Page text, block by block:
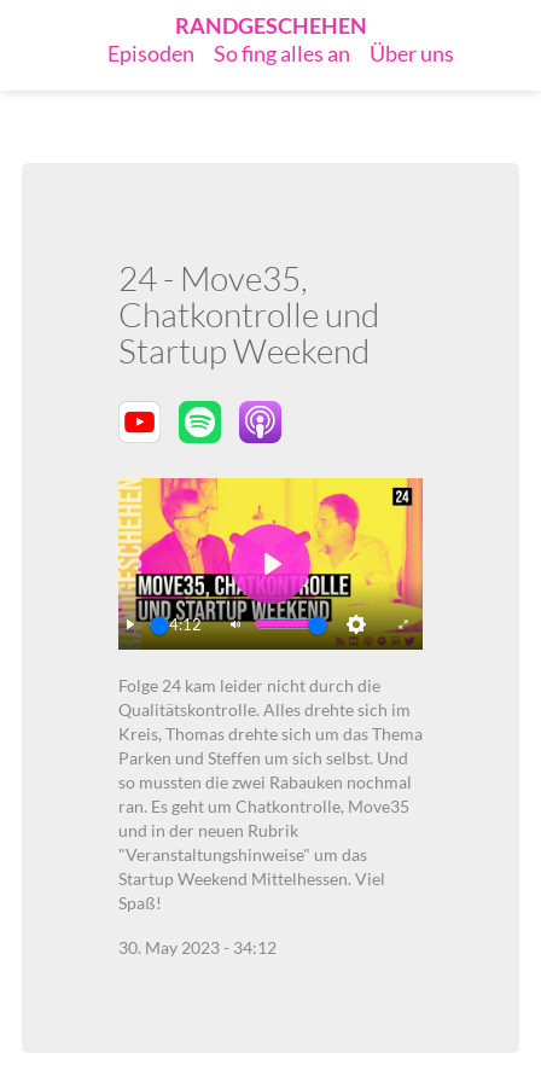
RANDGESCHEHEN
Episoden
So fing alles an Über uns
24 - Move35,
Chatkontrolle und
Startup Weekend
Play
34:12
Mute Settings
Enter
Play
Folge 24 kam leider nicht durch die
Qualitätskontrolle. Alles drehte sich im
Kreis, Thomas drehte sich um das Thema
Parken und Steffen um sich selbst. Und
so mussten die zwei Rabauken nochmal
ran. Es geht um Chatkontrolle, Move35
und in der neuen Rubrik
"Veranstaltungshinweise" um das
Startup Weekend Mittelhessen. Viel
Spaß!
30. May 2023 - 34:12